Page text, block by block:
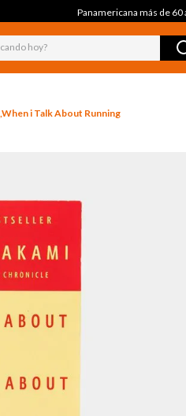
Panamericana más de 60
hoy?
i Talk About Running